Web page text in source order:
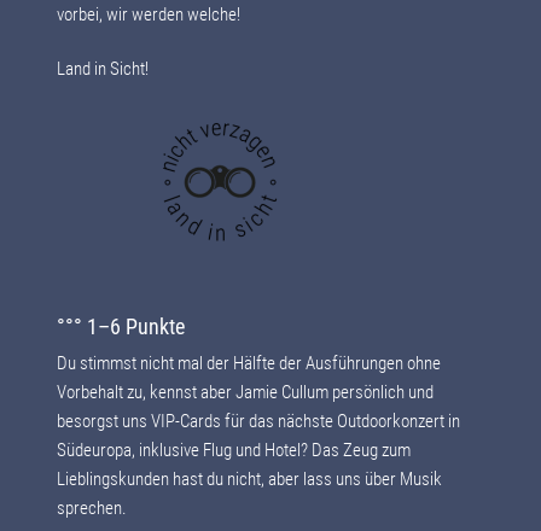
vorbei, wir werden welche!
Land in Sicht!
°°° 1–6 Punkte
Du stimmst nicht mal der Hälfte der Ausführungen ohne
Vorbehalt zu, kennst aber Jamie Cullum persönlich und
besorgst uns VIP-Cards für das nächste Outdoorkonzert in
Südeuropa, inklusive Flug und Hotel? Das Zeug zum
Lieblingskunden hast du nicht, aber lass uns über Musik
sprechen.